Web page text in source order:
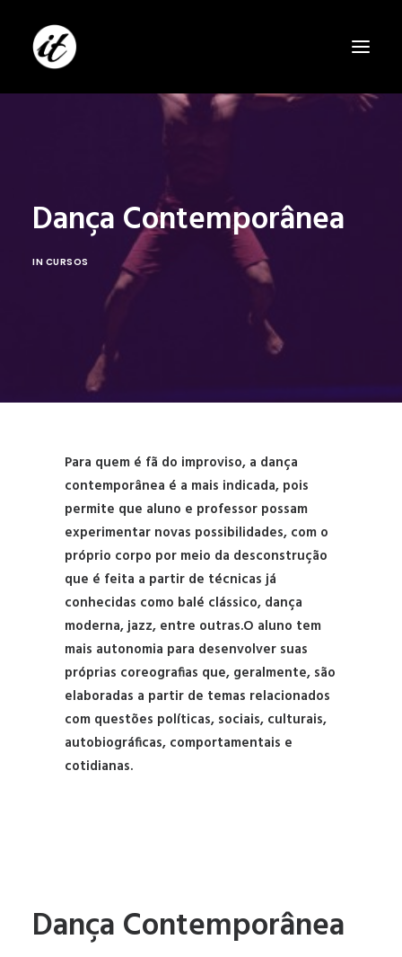
SEARCH
Dança Contemporânea
IN CURSOS
Para quem é fã do improviso, a dança
contemporânea é a mais indicada, pois
permite que aluno e professor possam
experimentar novas possibilidades, com o
próprio corpo por meio da desconstrução
que é feita a partir de técnicas já
conhecidas como balé clássico, dança
moderna, jazz, entre outras.O aluno tem
mais autonomia para desenvolver suas
próprias coreografias que, geralmente, são
elaboradas a partir de temas relacionados
com questões políticas, sociais, culturais,
autobiográficas, comportamentais e
cotidianas.
Dança Contemporânea